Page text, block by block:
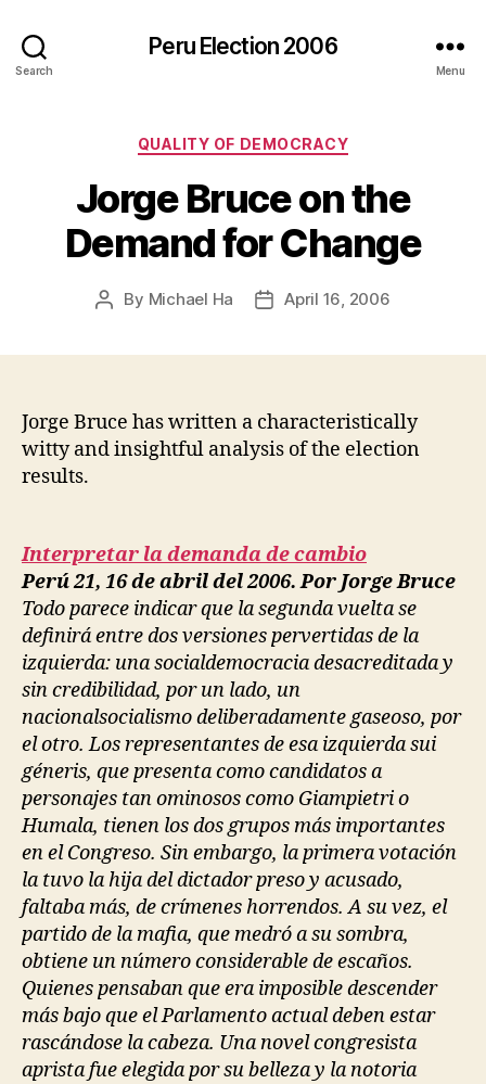
Search
Peru Election 2006
Menu
Categories
QUALITY OF DEMOCRACY
Jorge Bruce on the
Demand for Change
Post
By Michael Ha
PostApril 16, 2006
Jorge Bruce has written a characteristically
witty and insightful analysis of the election
results.
Interpretar la demanda de cambio
Perú 21, 16 de abril del 2006. Por Jorge Bruce
Todo parece indicar que la segunda vuelta se
definirá entre dos versiones pervertidas de la
izquierda: una socialdemocracia desacreditada y
sin credibilidad, por un lado, un
nacionalsocialismo deliberadamente gaseoso, por
el otro. Los representantes de esa izquierda sui
géneris, que presenta como candidatos a
personajes tan ominosos como Giampietri o
Humala, tienen los dos grupos más importantes
en el Congreso. Sin embargo, la primera votación
la tuvo la hija del dictador preso y acusado,
faltaba más, de crímenes horrendos. A su vez, el
partido de la mafia, que medró a su sombra,
obtiene un número considerable de escaños.
Quienes pensaban que era imposible descender
más bajo que el Parlamento actual deben estar
rascándose la cabeza. Una novel congresista
aprista fue elegida por su belleza y la notoria